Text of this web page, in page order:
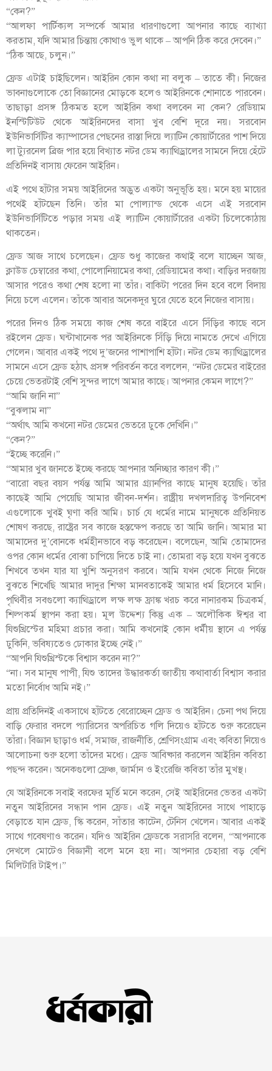
“কেন?”
“আলফা পার্টিক্যল সম্পর্কে আমার ধারণাগুলো আপনার কাছে ব্যাখ্যা
করতাম, যদি আমার চিন্তায় কোথাও ভুল থাকে – আপনি ঠিক করে দেবেন।”
“ঠিক আছে, চলুন।”
ফ্রেড এটাই চাইছিলেন। আইরিন কোন কথা না বলুক – তাতে কী। নিজের
ভাবনাগুলোকে তো বিজ্ঞানের মোড়কে হলেও আইরিনকে শোনাতে পারবেন।
তাছাড়া প্রসঙ্গ ঠিকমত হলে আইরিন কথা বলবেন না কেন? রেডিয়াম
ইনস্টিটিউট থেকে আইরিনদের বাসা খুব বেশি দূরে নয়। সরবোন
ইউনিভার্সিটির ক্যাম্পাসের পেছনের রাস্তা দিয়ে ল্যাটিন কোয়ার্টারের পাশ দিয়ে
লা ট্যুরনেল ব্রিজ পার হয়ে বিখ্যাত নটর ডেম ক্যাথিড্রালের সামনে দিয়ে হেঁটে
প্রতিদিনই বাসায় ফেরেন আইরিন।
এই পথে হাঁটার সময় আইরিনের অদ্ভুত একটা অনুভূতি হয়। মনে হয় মায়ের
পথেই হাঁটছেন তিনি। তাঁর মা পোল্যান্ড থেকে এসে এই সরবোন
ইউনিভার্সিটিতে পড়ার সময় এই ল্যাটিন কোয়ার্টারের একটা চিলেকোঠায়
থাকতেন।
ফ্রেড আজ সাথে চলেছেন। ফ্রেড শুধু কাজের কথাই বলে যাচ্ছেন আজ,
ক্লাউড চেম্বারের কথা, পোলোনিয়ামের কথা, রেডিয়ামের কথা। বাড়ির দরজায়
আসার পরেও কথা শেষ হলো না তাঁর। বাকিটা পরের দিন হবে বলে বিদায়
নিয়ে চলে এলেন। তাঁকে আবার অনেকদূর ঘুরে যেতে হবে নিজের বাসায়।
পরের দিনও ঠিক সময়ে কাজ শেষ করে বাইরে এসে সিঁড়ির কাছে বসে
রইলেন ফ্রেড। ঘন্টাখানেক পর আইরিনকে সিঁড়ি দিয়ে নামতে দেখে এগিয়ে
গেলেন। আবার একই পথে দু’জনের পাশাপাশি হাঁটা। নটর ডেম ক্যাথিড্রালের
সামনে এসে ফ্রেড হঠাৎ প্রসঙ্গ পরিবর্তন করে বললেন, “নটর ডেমের বাইরের
চেয়ে ভেতরটাই বেশি সুন্দর লাগে আমার কাছে। আপনার কেমন লাগে?”
“আমি জানি না”
“বুঝলাম না”
“অর্থাৎ আমি কখনো নটর ডেমের ভেতরে ঢুকে দেখিনি।”
“কেন?”
“ইচ্ছে করেনি।”
“আমার খুব জানতে ইচ্ছে করছে আপনার অনিচ্ছার কারণ কী।”
“বারো বছর বয়স পর্যন্ত আমি আমার গ্র্যানপির কাছে মানুষ হয়েছি। তাঁর
কাছেই আমি পেয়েছি আমার জীবন-দর্শন। রাষ্ট্রীয় দখলদারিত্ব উপনিবেশ
এগুলোকে খুবই ঘৃণা করি আমি। চার্চ যে ধর্মের নামে মানুষকে প্রতিনিয়ত
শোষণ করছে, রাষ্ট্রের সব কাজে হস্তক্ষেপ করছে তা আমি জানি। আমার মা
আমাদের দু’বোনকে ধর্মহীনভাবে বড় করেছেন। বলেছেন, আমি তোমাদের
ওপর কোন ধর্মের বোঝা চাপিয়ে দিতে চাই না। তোমরা বড় হয়ে যখন বুঝতে
শিখবে তখন যার যা খুশি অনুসরণ করবে। আমি যখন থেকে নিজে নিজে
বুঝতে শিখেছি আমার দাদুর শিক্ষা মানবতাকেই আমার ধর্ম হিসেবে মানি।
পৃথিবীর সবগুলো ক্যাথিড্রালে লক্ষ লক্ষ ফ্রাঙ্ক খরচ করে নানারকম চিত্রকর্ম,
শিল্পকর্ম স্থাপন করা হয়। মূল উদ্দেশ্য কিন্তু এক – অলৌকিক ঈশ্বর বা
যিশুখ্রিস্টের মহিমা প্রচার করা। আমি কখনোই কোন ধর্মীয় স্থানে এ পর্যন্ত
ঢুকিনি, ভবিষ্যতেও ঢোকার ইচ্ছে নেই।”
“আপনি যিশুখ্রিস্টকে বিশ্বাস করেন না?”
“না। সব মানুষ পাপী, যিশু তাদের উদ্ধারকর্তা জাতীয় কথাবার্তা বিশ্বাস করার
মতো নির্বোধ আমি নই।”
প্রায় প্রতিদিনই একসাথে হাঁটতে বেরোচ্ছেন ফ্রেড ও আইরিন। চেনা পথ দিয়ে
বাড়ি ফেরার বদলে প্যারিসের অপরিচিত গলি দিয়েও হাঁটতে শুরু করেছেন
তাঁরা। বিজ্ঞান ছাড়াও ধর্ম, সমাজ, রাজনীতি, শ্রেণিসংগ্রাম এবং কবিতা নিয়েও
আলোচনা শুরু হলো তাঁদের মধ্যে। ফ্রেড আবিষ্কার করলেন আইরিন কবিতা
পছন্দ করেন। অনেকগুলো ফ্রেঞ্চ, জার্মান ও ইংরেজি কবিতা তাঁর মুখস্থ।
যে আইরিনকে সবাই বরফের মূর্তি মনে করেন, সেই আইরিনের ভেতর একটা
নতুন আইরিনের সন্ধান পান ফ্রেড। এই নতুন আইরিনের সাথে পাহাড়ে
বেড়াতে যান ফ্রেড, স্কি করেন, সাঁতার কাটেন, টেনিস খেলেন। আবার একই
সাথে গবেষণাও করেন। যদিও আইরিন ফ্রেডকে সরাসরি বলেন, “আপনাকে
দেখলে মোটেও বিজ্ঞানী বলে মনে হয় না। আপনার চেহারা বড় বেশি
মিলিটারি টাইপ।”